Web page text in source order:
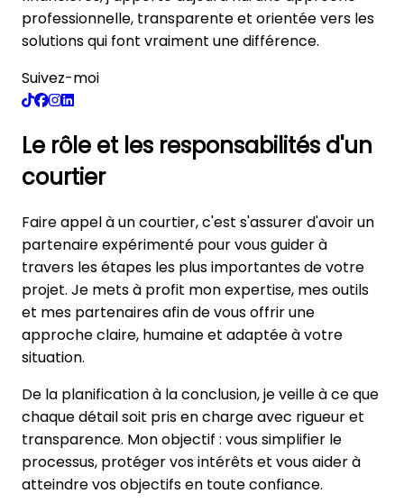
professionnelle, transparente et orientée vers les
solutions qui font vraiment une différence.
Suivez-moi
Le rôle et les responsabilités d'un
courtier
Faire appel à un courtier, c'est s'assurer d'avoir un
partenaire expérimenté pour vous guider à
travers les étapes les plus importantes de votre
projet. Je mets à profit mon expertise, mes outils
et mes partenaires afin de vous offrir une
approche claire, humaine et adaptée à votre
situation.
De la planificationà laconclusion, je veille à ce que
chaque détail soit pris en charge avec rigueur et
transparence. Mon objectif : vous simplifier le
processus, protéger vos intérêts et vous aider à
atteindre vos objectifs en toute confiance.